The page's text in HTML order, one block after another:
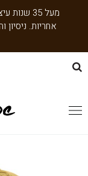
מעל 35
אחריות. ניסיון